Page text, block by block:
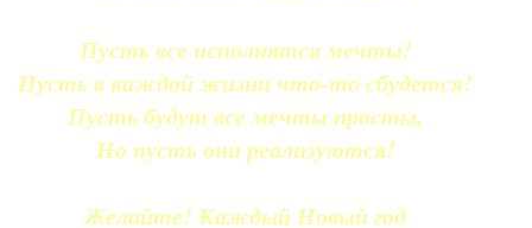
Пусть все исполнятся мечты!
Пусть в каждой жизни что-то сбудется!
Пусть будут все мечты просты,
Но пусть они реализуются!
Желайте! Каждый Новый год